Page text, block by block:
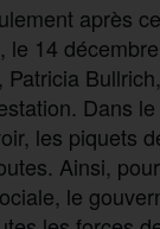
après
le 14
Patricia Bullrich,
. Dans
r, les piquets
Ainsi,
le